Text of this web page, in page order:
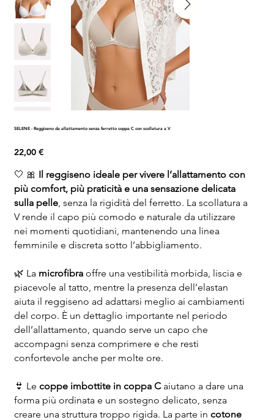
SELENE - Reggiseno da allattamento senza ferretto coppa C con scollatura a V
Prezzo
22,00 €
🤍 🎀 Il reggiseno ideale per vivere l’allattamento con
più comfort, più praticità e una sensazione delicata
sulla pelle, senza la rigidità del ferretto. La scollatura a
V rende il capo più comodo e naturale da utilizzare
nei momenti quotidiani, mantenendo una linea
femminile e discreta sotto l’abbigliamento.
🌿 La microfibraoffre una vestibilità morbida, liscia e
piacevole al tatto, mentre la presenza dell’elastan
aiuta il reggiseno ad adattarsi meglio ai cambiamenti
del corpo. È un dettaglio importante nel periodo
dell’allattamento, quando serve un capo che
accompagni senza comprimere e che resti
confortevole anche per molte ore.
👙 Le coppe imbottite in coppa Caiutano a dare una
forma più ordinata e un sostegno delicato, senza
creare una struttura troppo rigida. La parte in cotone